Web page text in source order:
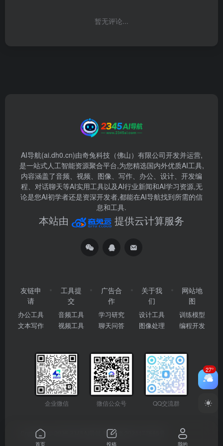
暂无评论...
AI导航(ai.dh0.cn)由奇兔科技（佛山）有限公司开发并运营,
是一站式人工智能资源聚合平台,为您精选国内外优质AI工具,
内容涵盖了音频、视频、图像、写作、办公、设计、开发编
程、对话聊天等AI实用工具以及AI行业新闻和AI学习资源,无
论是您AI初学者还是资深开发者,都能在AI导航找到所需的信
息和工具.
本站由 提供云计算服务
友链申
请
办公工具
文本写作
工具提
交
音频工具
视频工具
广告合
作
学习研究
聊天问答
关于我
们
设计工具
图像处理
网站地
图
训练模型
编程开发
企业微信 微信公众号 QQ交流群
Copyright © 2026 粤ICP备2024177666号
27°
首页 投稿 我的